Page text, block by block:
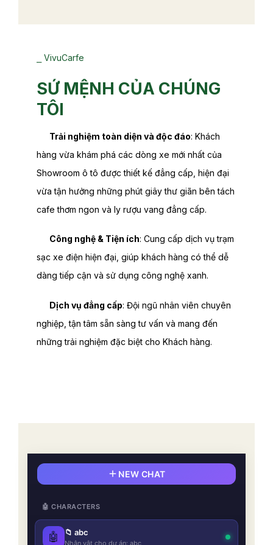
⎯ VivuCarfe
SỨ MỆNH CỦA CHÚNG
TÔI
Trải nghiệm toàn diện và độc đáo: Khách
hàng vừa khám phá các dòng xe mới nhất của
Showroom ô tô được thiết kế đẳng cấp, hiện đại
vừa tận hưởng những phút giây thư giãn bên tách
cafe thơm ngon và ly rượu vang đẳng cấp.
Công nghệ & Tiện ích: Cung cấp dịch vụ trạm
sạc xe điện hiện đại, giúp khách hàng có thể dễ
dàng tiếp cận và sử dụng công nghệ xanh.
Dịch vụ đẳng cấp: Đội ngũ nhân viên chuyên
nghiệp, tận tâm sẵn sàng tư vấn và mang đến
những trải nghiệm đặc biệt cho Khách hàng.
NEW CHAT
🤖 CHARACTERS
🤖 📁 abc
Nhân vật cho dự án: abc